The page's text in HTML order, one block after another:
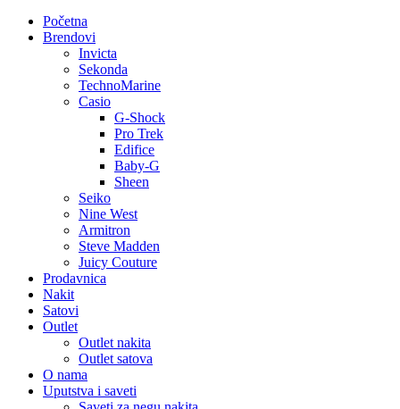
Početna
Brendovi
Invicta
Sekonda
TechnoMarine
Casio
G-Shock
Pro Trek
Edifice
Baby-G
Sheen
Seiko
Nine West
Armitron
Steve Madden
Juicy Couture
Prodavnica
Nakit
Satovi
Outlet
Outlet nakita
Outlet satova
O nama
Uputstva i saveti